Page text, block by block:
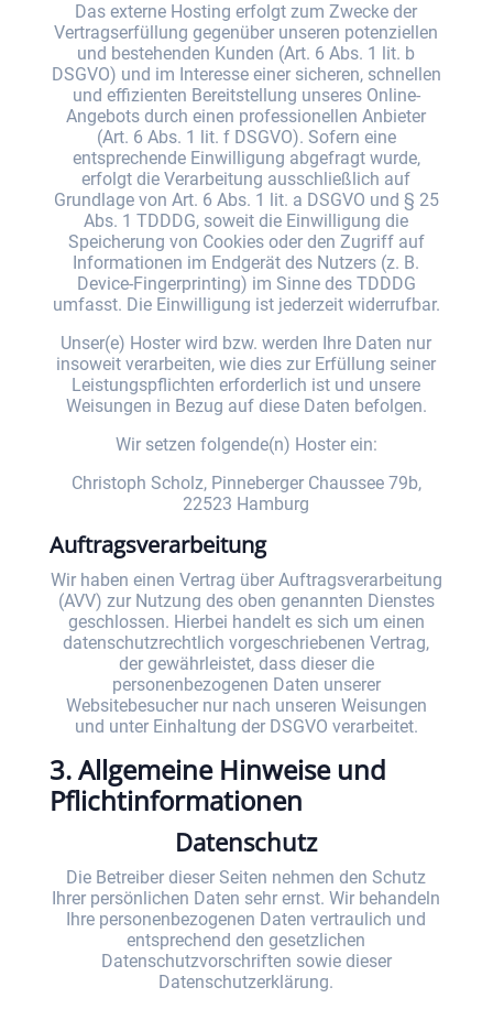
Das externe Hosting erfolgt zum Zwecke der
Vertragserfüllung gegenüber unseren potenziellen
und bestehenden Kunden (Art. 6 Abs. 1 lit. b
DSGVO) und im Interesse einer sicheren, schnellen
und effizienten Bereitstellung unseres Online-
Angebots durch einen professionellen Anbieter
(Art. 6 Abs. 1 lit. f DSGVO). Sofern eine
entsprechende Einwilligung abgefragt wurde,
erfolgt die Verarbeitung ausschließlich auf
Grundlage von Art. 6 Abs. 1 lit. a DSGVO und § 25
Abs. 1 TDDDG, soweit die Einwilligung die
Speicherung von Cookies oder den Zugriff auf
Informationen im Endgerät des Nutzers (z. B.
Device-Fingerprinting) im Sinne des TDDDG
umfasst. Die Einwilligung ist jederzeit widerrufbar.
Unser(e) Hoster wird bzw. werden Ihre Daten nur
insoweit verarbeiten, wie dies zur Erfüllung seiner
Leistungspflichten erforderlich ist und unsere
Weisungen in Bezug auf diese Daten befolgen.
Wir setzen folgende(n) Hoster ein:
Christoph Scholz, Pinneberger Chaussee 79b,
22523 Hamburg
Auftragsverarbeitung
Wir haben einen Vertrag über Auftragsverarbeitung
(AVV) zur Nutzung des oben genannten Dienstes
geschlossen. Hierbei handelt es sich um einen
datenschutzrechtlich vorgeschriebenen Vertrag,
der gewährleistet, dass dieser die
personenbezogenen Daten unserer
Websitebesucher nur nach unseren Weisungen
und unter Einhaltung der DSGVO verarbeitet.
3. Allgemeine Hinweise und
Pflicht­informationen
Datenschutz
Die Betreiber dieser Seiten nehmen den Schutz
Ihrer persönlichen Daten sehr ernst. Wir behandeln
Ihre personenbezogenen Daten vertraulich und
entsprechend den gesetzlichen
Datenschutzvorschriften sowie dieser
Datenschutzerklärung.